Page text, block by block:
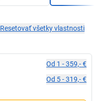
Resetovať všetky vlastnosti
Od 1 -359,- €
Od 5-319,- €